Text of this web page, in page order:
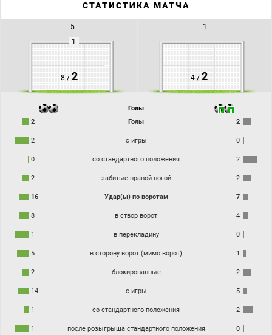
Ничья, которая устраивает ое команды и выводит их в плей-офф Лиги чемпионов.
Спасибо за внимание и до новых встреч на футболе!
СТАТИСТИКА МАТЧА
5
1
8 /2
1
4 /2
Голы
2
Голы 2
2 с игры 0
0 со стандартного положения 2
2 забитые правой ногой 2
16 Удар(ы) по воротам 7
8 в створ ворот 4
1 в перекладину 0
5 в сторону ворот (мимо ворот) 1
2 блокированные 2
14 с игры 5
1 со стандартного положения 2
1 после розыгрыша стандартного положения 0